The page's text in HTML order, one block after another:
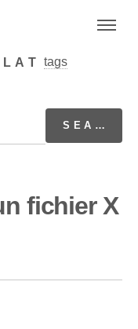
tags
fichier X